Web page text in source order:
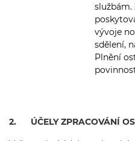
službám.
vývoje
sdělení,
Plnění
2. ÚČELY ZPRACOVÁNÍ